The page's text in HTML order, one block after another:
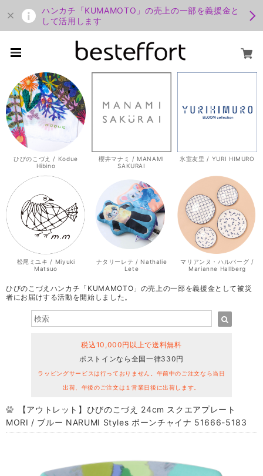
ハンカチ「KUMAMOTO」の売上の一部を義援金と
して活用します
ひびのこづえ / Kodue
Hibino
櫻井マナミ / MANAMI
SAKURAI
氷室友里 / YURI HIMURO
松尾ミユキ / Miyuki
Matsuo
ナタリーレテ / Nathalie
Lete
マリアンヌ・ハルバーグ /
Marianne Hallberg
ひびのこづえハンカチ「KUMAMOTO」の売上の一部を義援金として被災
者にお届けする活動を開始しました。
税込10,000円以上で送料無料
ポストインなら全国一律330円
ラッピングサービスは行っておりません。午前中のご注文なら当日
出荷、午後のご注文は１営業日後に出荷します。
【アウトレット】ひびのこづえ 24cm スクエアプレート
MORI / ブルー NARUMI Styles ボーンチャイナ 51666-5183